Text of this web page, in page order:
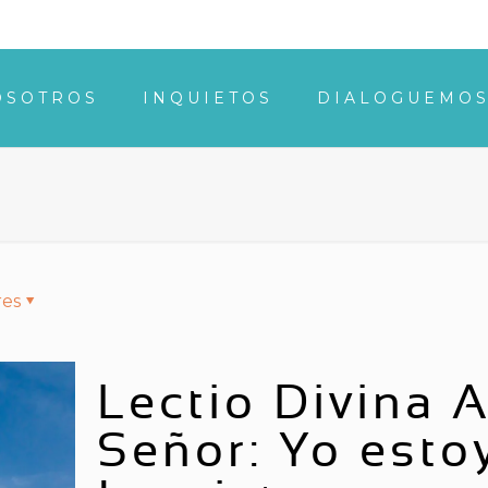
INQUIETOS
Lectio Divina
Señor: Yo